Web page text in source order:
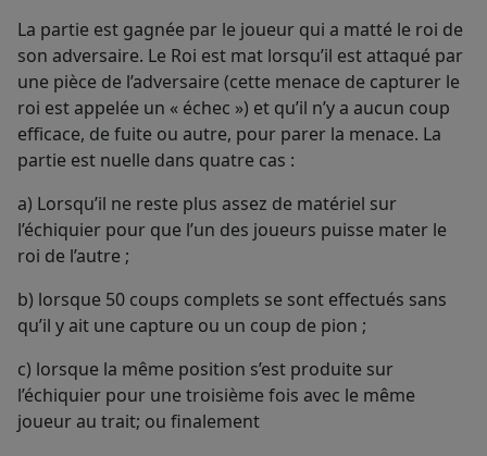
La partie est gagnée par le joueur qui a matté le roi de
son adversaire. Le Roi est mat lorsqu’il est attaqué par
une pièce de l’adversaire (cette menace de capturer le
roi est appelée un « échec ») et qu’il n’y a aucun coup
efficace, de fuite ou autre, pour parer la menace. La
partie est nuelle dans quatre cas :
a) Lorsqu’il ne reste plus assez de matériel sur
l’échiquier pour que l’un des joueurs puisse mater le
roi de l’autre ;
b) lorsque 50 coups complets se sont effectués sans
qu’il y ait une capture ou un coup de pion ;
c) lorsque la même position s’est produite sur
l’échiquier pour une troisième fois avec le même
joueur au trait; ou finalement